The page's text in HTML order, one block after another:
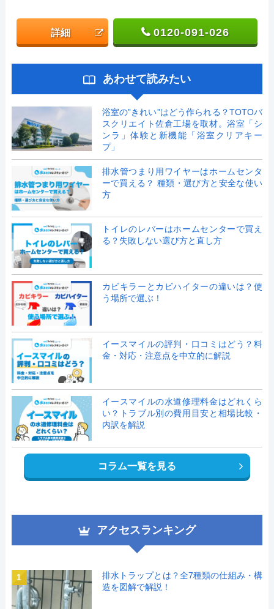
詳細 0120-091-026
あわせて読みたい
浴室の”きれい”はどう作られる？TOTOバ
スクリエイト佐倉工場を取材。浴室「シ
ンラ」体験と新機能「浴室クリアキー
プ」
排水管つまり用ワイヤーはホームセンタ
ーで買える？ 種類・選び方と安全な使い
方
トイレのレバーはホームセンターで買え
る？失敗しない選び方と直し方
カビキラーとカビハイターの違いは？使
う場所で選ぶ！
イースマイルの評判・口コミはどう？料
金・対応・注意点を中立的に解説
イースマイルの水道修理料金はどれくら
い？トラブル別の費用目安と相場比較・
内訳を解説
コラム一覧を見る
アクセスランキング
1
排水トラップとは？全7種類の仕組み・構
造を図解で解説！